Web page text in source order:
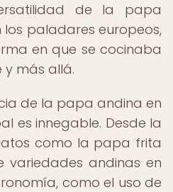
de la papa
paladares europeos,
en que se cocinaba
y más allá.
de la papa andina en
es innegable. Desde la
como la papa frita
variedades andinas en
como el uso de